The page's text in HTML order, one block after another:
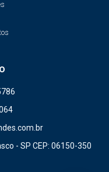
- SP CEP: 06150-350